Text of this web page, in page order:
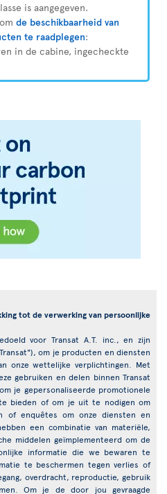
is aangegeven.
de beschikbaarheid van
te raadplegen:
in de cabine, ingecheckte
tot de verwerking van persoonlijke
voor Transat A.T. inc., en zijn
om je producten en diensten
onze wettelijke verplichtingen. Met
gebruiken en delen binnen Transat
je gepersonaliseerde promotionele
te bieden of om je uit te nodigen om
of enquêtes om onze diensten en
een combinatie van materiële,
middelen geïmplementeerd om de
informatie die we bewaren te
te beschermen tegen verlies of
overdracht, reproductie, gebruik
Om je de door jou gevraagde